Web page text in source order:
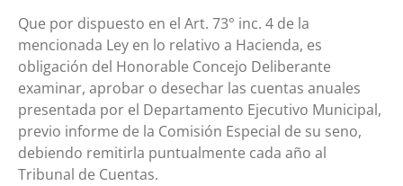
Que por dispuesto en el Art. 73° inc. 4 de la
mencionada Ley en lo relativo a Hacienda, es
obligación del Honorable Concejo Deliberante
examinar, aprobar o desechar las cuentas anuales
presentada por el Departamento Ejecutivo Municipal,
previo informe de la Comisión Especial de su seno,
debiendo remitirla puntualmente cada año al
Tribunal de Cuentas.